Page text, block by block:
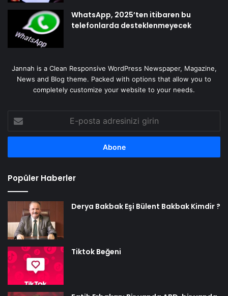
WhatsApp, 2025’ten itibaren bu
telefonlarda desteklenmeyecek
Jannah is a Clean Responsive WordPress Newspaper, Magazine,
News and Blog theme. Packed with options that allow you to
completely customize your website to your needs.
posta
adresinizi
Popüler Haberler
Derya Bakbak Eşi Bülent Bakbak Kimdir ?
Tiktok Beğeni